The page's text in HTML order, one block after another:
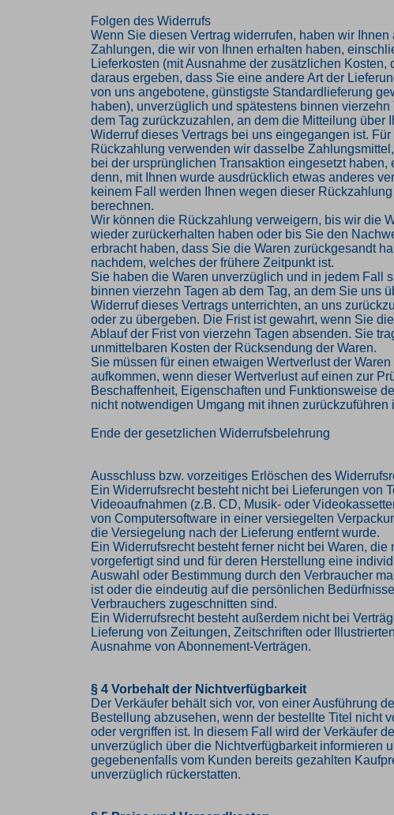
Folgen des Widerrufs
Wenn Sie diesen Vertrag widerrufen, haben wir Ihnen
Zahlungen, die wir von Ihnen erhalten haben,
Lieferkosten (mit Ausnahme der zusätzlichen Kosten,
daraus ergeben, dass Sie eine andere Art der
von uns angebotene, günstigste Standardlieferung
haben), unverzüglich und spätestens binnen vierzehn
dem Tag zurückzuzahlen, an dem die Mitteilung über
Widerruf dieses Vertrags bei uns eingegangen ist. Für
Rückzahlung verwenden wir dasselbe
bei der ursprünglichen Transaktion eingesetzt haben,
denn, mit Ihnen wurde ausdrücklich etwas anderes
keinem Fall werden Ihnen wegen dieser
berechnen.
Wir können die Rückzahlung verweigern, bis wir die
wieder zurückerhalten haben oder bis Sie den
erbracht haben, dass Sie die Waren zurückgesandt
nachdem, welches der frühere Zeitpunkt ist.
Sie haben die Waren unverzüglich und in jedem Fall
binnen vierzehn Tagen ab dem Tag, an dem Sie uns
Widerruf dieses Vertrags unterrichten, an uns
oder zu übergeben. Die Frist ist gewahrt, wenn Sie
Ablauf der Frist von vierzehn Tagen absenden. Sie
unmittelbaren Kosten der Rücksendung der Waren.
Sie müssen für einen etwaigen Wertverlust der Waren
aufkommen, wenn dieser Wertverlust auf einen zur
Beschaffenheit, Eigenschaften und Funktionsweise
nicht notwendigen Umgang mit ihnen zurückzuführen
Ende der gesetzlichen Widerrufsbelehrung
Ausschluss bzw. vorzeitiges Erlöschen des
Ein Widerrufsrecht besteht nicht bei Lieferungen von
Videoaufnahmen (z.B. CD, Musik- oder
von Computersoftware in einer versiegelten
die Versiegelung nach der Lieferung entfernt wurde.
Ein Widerrufsrecht besteht ferner nicht bei Waren, die
vorgefertigt sind und für deren Herstellung eine
Auswahl oder Bestimmung durch den Verbraucher
ist oder die eindeutig auf die persönlichen
Verbrauchers zugeschnitten sind.
Ein Widerrufsrecht besteht außerdem nicht bei
Lieferung von Zeitungen, Zeitschriften oder
Ausnahme von Abonnement-Verträgen.
§ 4 Vorbehalt der Nichtverfügbarkeit
Der Verkäufer behält sich vor, von einer Ausführung
Bestellung abzusehen, wenn der bestellte Titel nicht
oder vergriffen ist. In diesem Fall wird der Verkäufer
unverzüglich über die Nichtverfügbarkeit informieren
gegebenenfalls vom Kunden bereits gezahlten
unverzüglich rückerstatten.